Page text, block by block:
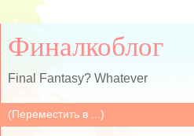
Финалкоблог
Final Fantasy? Whatever